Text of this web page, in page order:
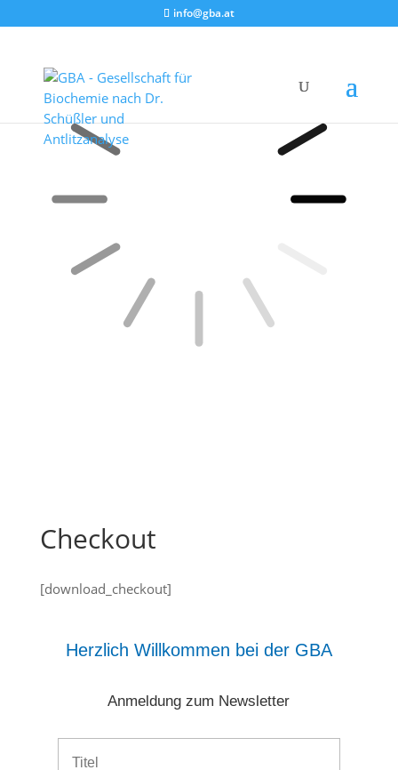
info@gba.at
Checkout
[download_checkout]
Herzlich Willkommen bei der GBA
Anmeldung zum Newsletter